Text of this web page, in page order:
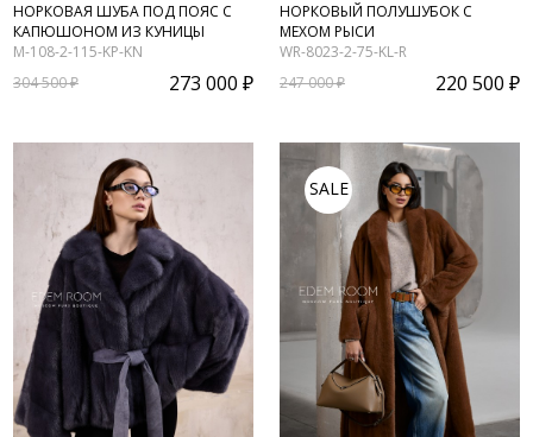
НОРКОВАЯ ШУБА ПОД ПОЯС С
КАПЮШОНОМ ИЗ КУНИЦЫ
M-108-2-115-KP-KN
304 500 ₽
273 000 ₽
НОРКОВЫЙ ПОЛУШУБОК С
МЕХОМ РЫСИ
WR-8023-2-75-KL-R
247 000 ₽
220 500 ₽
SALE